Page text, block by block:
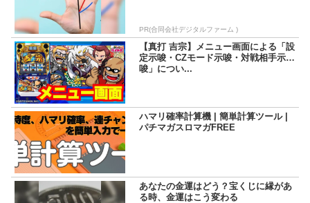
PR(合同会社デジタルファーム )
【真打 吉宗】メニュー画面による「設
定示唆・CZモード示唆・対戦相手示
唆」につい...
ハマリ確率計算機 | 簡単計算ツール |
パチマガスロマガFREE
あなたの金運はどう？宝くじに縁があ
る時、金運はこう変わる